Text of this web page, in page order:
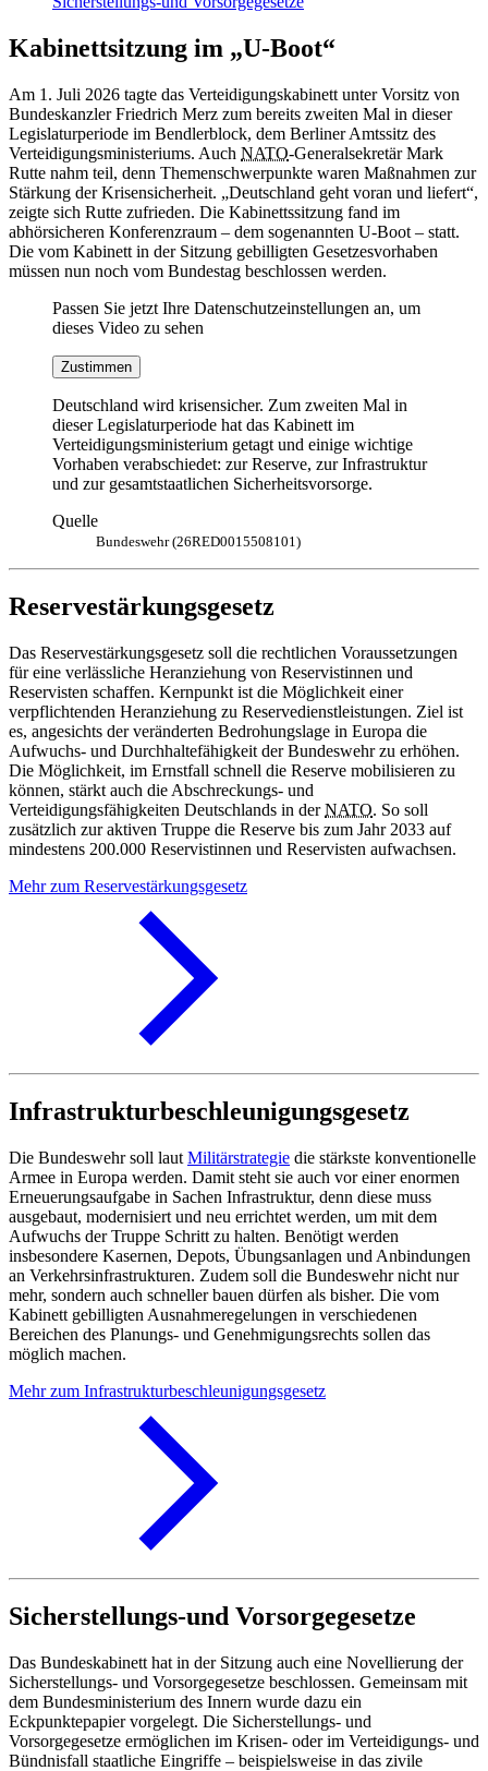
Kabinettsitzung im „U-Boot“
Am 1. Juli 2026 tagte das Verteidigungskabinett unter Vorsitz von
Bundeskanzler Friedrich Merz zum bereits zweiten Mal in dieser
Legislaturperiode im Bendlerblock, dem Berliner Amtssitz des
Verteidigungsministeriums. Auch NATO-Generalsekretär Mark
Rutte nahm teil, denn Themenschwerpunkte waren Maßnahmen zur
Stärkung der Krisensicherheit. „Deutschland geht voran und liefert“,
zeigte sich Rutte zufrieden. Die Kabinettssitzung fand im
abhörsicheren Konferenzraum – dem sogenannten U-Boot – statt.
Die vom Kabinett in der Sitzung gebilligten Gesetzesvorhaben
müssen nun noch vom Bundestag beschlossen werden.
Passen Sie jetzt Ihre Datenschutzeinstellungen an, um
dieses Video zu sehen
Zustimmen
Deutschland wird krisensicher. Zum zweiten Mal in
dieser Legislaturperiode hat das Kabinett im
Verteidigungsministerium getagt und einige wichtige
Vorhaben verabschiedet: zur Reserve, zur Infrastruktur
und zur gesamtstaatlichen Sicherheitsvorsorge.
Quelle
Bundeswehr (26RED0015508101)
Reservestärkungsgesetz
Das Reservestärkungsgesetz soll die rechtlichen Voraussetzungen
für eine verlässliche Heranziehung von Reservistinnen und
Reservisten schaffen. Kernpunkt ist die Möglichkeit einer
verpflichtenden Heranziehung zu Reservedienstleistungen. Ziel ist
es, angesichts der veränderten Bedrohungslage in Europa die
Aufwuchs- und Durchhaltefähigkeit der Bundeswehr zu erhöhen.
Die Möglichkeit, im Ernstfall schnell die Reserve mobilisieren zu
können, stärkt auch die Abschreckungs- und
Verteidigungsfähigkeiten Deutschlands in derNATO. So soll
zusätzlich zur aktiven Truppe die Reserve bis zum Jahr 2033 auf
mindestens 200.000 Reservistinnen und Reservisten aufwachsen.
Mehr zum Reservestärkungsgesetz
Infrastrukturbeschleunigungsgesetz
Die Bundeswehr soll laut Militärstrategie die stärkste konventionelle
Armee in Europa werden. Damit steht sie auch vor einer enormen
Erneuerungsaufgabe in Sachen Infrastruktur, denn diese muss
ausgebaut, modernisiert und neu errichtet werden, um mit dem
Aufwuchs der Truppe Schritt zu halten. Benötigt werden
insbesondere Kasernen, Depots, Übungsanlagen und Anbindungen
an Verkehrsinfrastrukturen. Zudem soll die Bundeswehr nicht nur
mehr, sondern auch schneller bauen dürfen als bisher. Die vom
Kabinett gebilligten Ausnahmeregelungen in verschiedenen
Bereichen des Planungs- und Genehmigungsrechts sollen das
möglich machen.
Mehr zum Infrastrukturbeschleunigungsgesetz
Sicherstellungs-und Vorsorgegesetze
Das Bundeskabinett hat in der Sitzung auch eine Novellierung der
Sicherstellungs- und Vorsorgegesetze beschlossen. Gemeinsam mit
dem Bundesministerium des Innern wurde dazu ein
Eckpunktepapier vorgelegt. Die Sicherstellungs- und
Vorsorgegesetze ermöglichen im Krisen- oder im Verteidigungs- und
Bündnisfall staatliche Eingriffe – beispielsweise in das zivile